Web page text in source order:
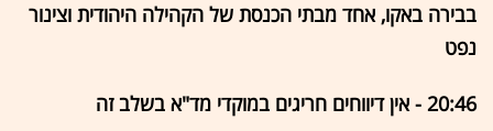
בבירה באקו, אחד מבתי הכנסת של הקהילה היהודית וצינור
נפט
20:46 - אין דיווחים חריגים במוקדי מד"א בשלב זה